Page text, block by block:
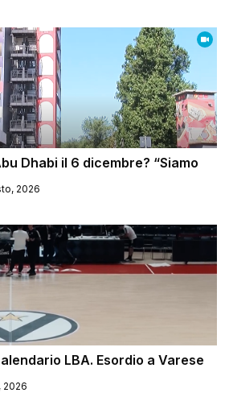
Dhabi il 6 dicembre? “Siamo
2026
LBA. Esordio a Varese
2026